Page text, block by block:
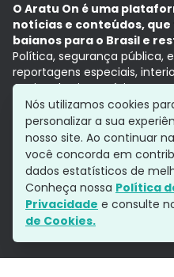
O Aratu On é uma
notícias e conteúdos, que
baianos para o Brasil e
Política, segurança pública,
reportagens especiais,
Aqui, tudo vira notícia e a
com a credibilidade do
Grupo Aratu
Política de
Siga-nos
Nós utilizamos cookies
personalizar a sua
nosso site. Ao continuar
você concorda em
dados estatísticos de
Conheça nossa Política
Privacidade e consulte
de Cookies.